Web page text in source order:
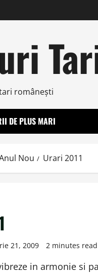
româneşti
DE PLUS MARI
Nou Urari 2011
21, 2009 2 minutes read
in armonie si